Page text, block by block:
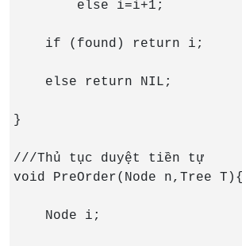
        else i=i+1;
    if (found) return i;
    else return NIL;
}
///Thủ tục duyệt tiền tự
void PreOrder(Node n,Tree T){
    Node i;